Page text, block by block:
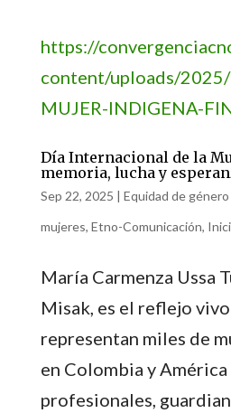
https://
content/uploads/
MUJER-INDIGENA-
Día Internacional de la
memoria, lucha y
Sep 22, 2025 | Equidad de
mujeres, Etno-Comunicación,
María Carmenza Ussa
Misak, es el reflejo
representan miles de
en Colombia y
profesionales,